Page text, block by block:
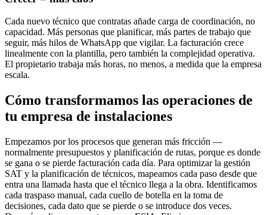
Cada nuevo técnico que contratas añade carga de coordinación, no
capacidad. Más personas que planificar, más partes de trabajo que
seguir, más hilos de WhatsApp que vigilar. La facturación crece
linealmente con la plantilla, pero también la complejidad operativa.
El propietario trabaja más horas, no menos, a medida que la empresa
escala.
Cómo transformamos las operaciones de
tu empresa de instalaciones
Empezamos por los procesos que generan más fricción —
normalmente presupuestos y planificación de rutas, porque es donde
se gana o se pierde facturación cada día. Para optimizar la gestión
SAT y la planificación de técnicos, mapeamos cada paso desde que
entra una llamada hasta que el técnico llega a la obra. Identificamos
cada traspaso manual, cada cuello de botella en la toma de
decisiones, cada dato que se pierde o se introduce dos veces.